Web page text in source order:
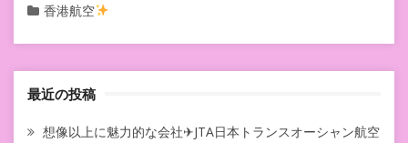
香港航空
最近の投稿
想像以上に魅力的な会社✈JTA日本トランスオーシャン航空